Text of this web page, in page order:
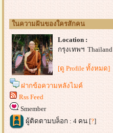
นความฝันของใครสักคน
Location :
กรุงเทพฯ Thailand
[ดู Profile ทั้งหมด]
ฝากข้อความหลังไมค์
Rss Feed
Smember
ผู้ติดตามบล็อก : 4 คน [?]